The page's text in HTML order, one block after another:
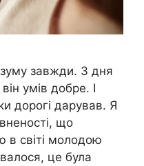
завжди. З дня
умів добре. І
дорогі дарував. Я
що
в світі молодою
це була